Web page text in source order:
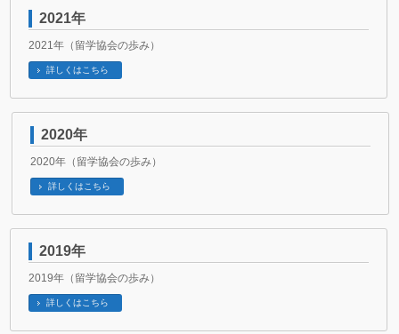
2021年
2021年（留学協会の歩み）
詳しくはこちら
2020年
2020年（留学協会の歩み）
詳しくはこちら
2019年
2019年（留学協会の歩み）
詳しくはこちら